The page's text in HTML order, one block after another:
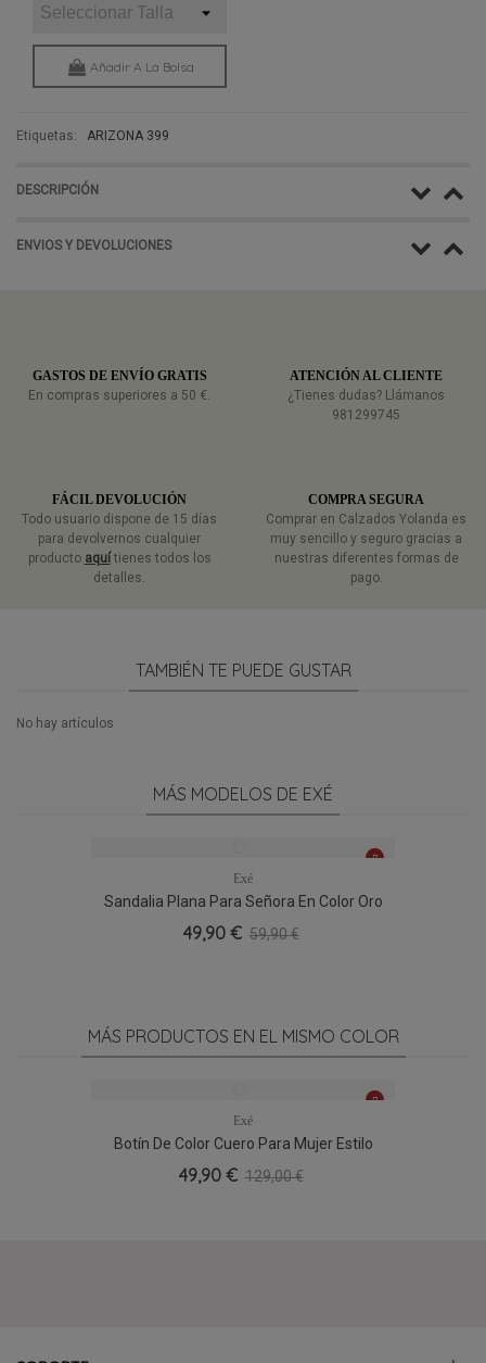
Añadir A La Bolsa
Etiquetas: ARIZONA 399
DESCRIPCIÓN
ENVIOS Y DEVOLUCIONES
GASTOS DE ENVÍO GRATIS
En compras superiores a 50 €.
ATENCIÓN AL CLIENTE
¿Tienes dudas? Llámanos
981299745
FÁCIL DEVOLUCIÓN
Todo usuario dispone de 15 días
para devolvernos cualquier
producto aquítienes todos los
detalles.
COMPRA SEGURA
Comprar en Calzados Yolanda es
muy sencillo y seguro gracias a
nuestras diferentes formas de
pago.
TAMBIÉN TE PUEDE GUSTAR
No hay artículos
MÁS MODELOS DE EXÉ
Exé
Sandalia Plana Para Señora En Color Oro
49,90 € 59,90 €
MÁS PRODUCTOS EN EL MISMO COLOR
Exé
Botín De Color Cuero Para Mujer Estilo
Campero
49,90 € 129,00 €